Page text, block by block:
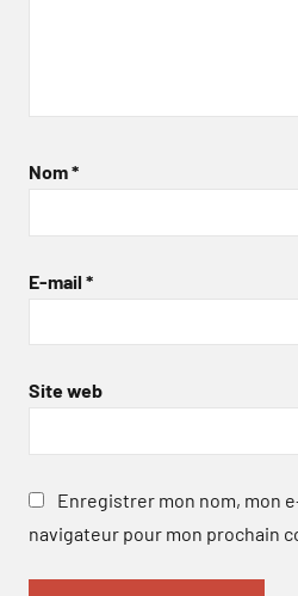
Nom*
E-mail *
Site web
Enregistrer mon nom, mon
navigateur pour mon prochain